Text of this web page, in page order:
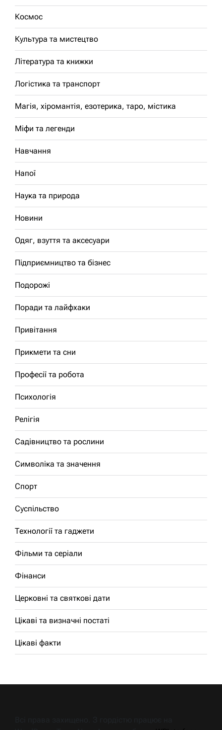
Космос
Культура та мистецтво
Література та книжки
Логістика та транспорт
Магія, хіромантія, езотерика, таро, містика
Міфи та легенди
Навчання
Напої
Наука та природа
Новини
Одяг, взуття та аксесуари
Підприємництво та бізнес
Подорожі
Поради та лайфхаки
Привітання
Прикмети та сни
Професії та робота
Психологія
Релігія
Садівництво та рослини
Символіка та значення
Спорт
Суспільство
Технології та гаджети
Фільми та серіали
Фінанси
Церковні та святкові дати
Цікаві та визначні постаті
Цікаві факти